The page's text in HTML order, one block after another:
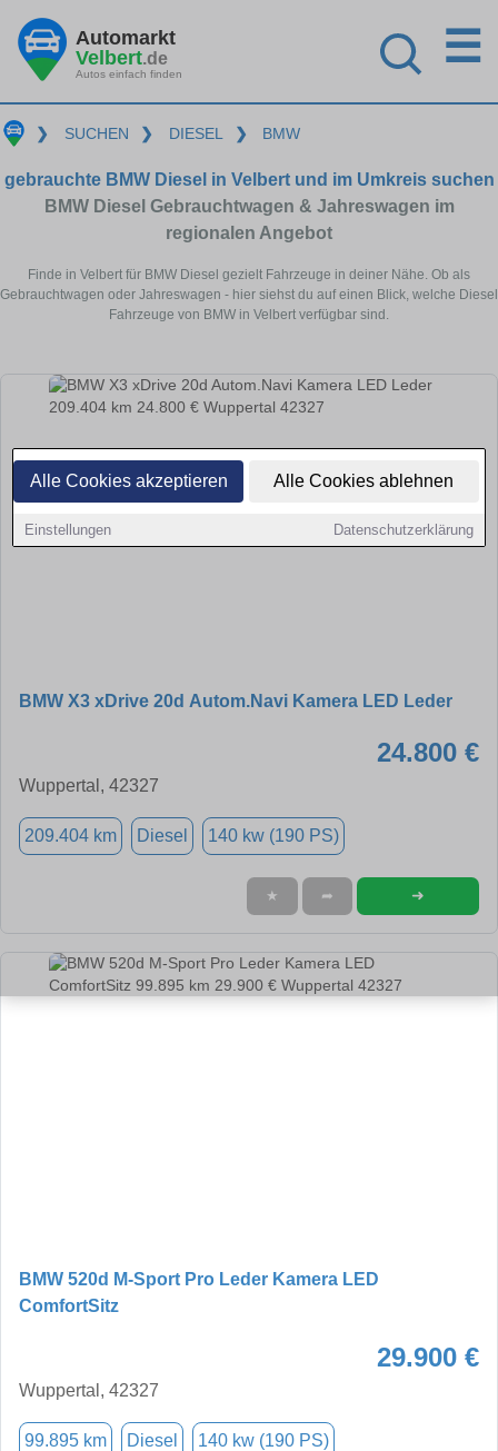
Alle Cookies akzeptieren Alle Cookies ablehnen
Einstellungen Datenschutzerklärung
Automarkt
Velbert.de
Autos einfach finden
☰
❯ SUCHEN ❯ DIESEL ❯ BMW
gebrauchte BMW Diesel in Velbert und im Umkreis suchen
BMW Diesel Gebrauchtwagen & Jahreswagen im
regionalen Angebot
Finde in Velbert für BMW Diesel gezielt Fahrzeuge in deiner Nähe. Ob als
Gebrauchtwagen oder Jahreswagen - hier siehst du auf einen Blick, welche Diesel
Fahrzeuge von BMW in Velbert verfügbar sind.
BMW X3 xDrive 20d Autom.Navi Kamera LED Leder
24.800 €
Wuppertal, 42327
209.404 km Diesel 140 kw (190 PS)
★ ➦ ➜
BMW 520d M-Sport Pro Leder Kamera LED
ComfortSitz
29.900 €
Wuppertal, 42327
99.895 km Diesel 140 kw (190 PS)